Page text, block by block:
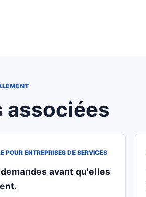
associées
POUR ENTREPRISES DE SERVICES
avant qu'elles